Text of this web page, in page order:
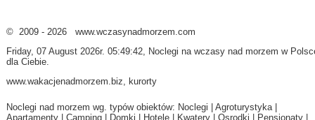
© 2009 - 2026 www.wczasynadmorzem.com
Friday, 07 August 2026r. 05:49:42, Noclegi na wczasy nad morzem w
dla Ciebie.
www.wakacjenadmorzem.biz, kurorty
Noclegi nad morzem wg. typów obiektów: Noclegi Agroturystyka|
Apartamenty
Camping Domki Hotele Kwatery Osrodki Pensjonaty